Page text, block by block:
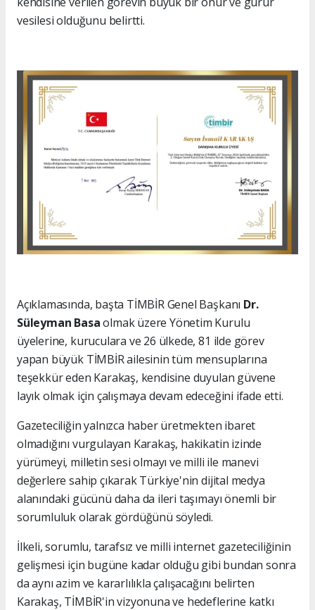
vesilesi olduğunu belirtti.
Açıklamasında, başta TİMBİR Genel Başkanı Dr.
Süleyman Basaolmak üzere Yönetim Kurulu
üyelerine, kuruculara ve 26 ülkede, 81 ilde görev
yapan büyük TİMBİR ailesinin tüm mensuplarına
teşekkür eden Karakaş, kendisine duyulan güvene
layık olmak için çalışmaya devam edeceğini ifade etti.
Gazeteciliğin yalnızca haber üretmekten ibaret
olmadığını vurgulayan Karakaş, hakikatin izinde
yürümeyi, milletin sesi olmayı ve milli ile manevi
değerlere sahip çıkarak Türkiye'nin dijital medya
alanındaki gücünü daha da ileri taşımayı önemli bir
sorumluluk olarak gördüğünü söyledi.
İlkeli, sorumlu, tarafsız ve milli internet gazeteciliğinin
gelişmesi için bugüne kadar olduğu gibi bundan sonra
da aynı azim ve kararlılıkla çalışacağını belirten
Karakaş, TİMBİR'in vizyonuna ve hedeflerine katkı